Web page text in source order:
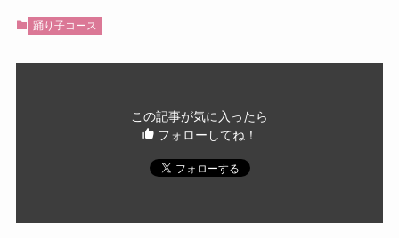
踊り子コース
この記事が気に入ったら
フォローしてね！